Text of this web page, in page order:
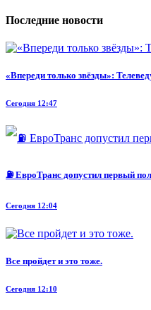
Последние новости
«Впереди только звёзды»:
Сегодня 12:47
⛽ ЕвроТранс допустил первый
Сегодня 12:04
Все пройдет и это тоже.
Сегодня 12:10